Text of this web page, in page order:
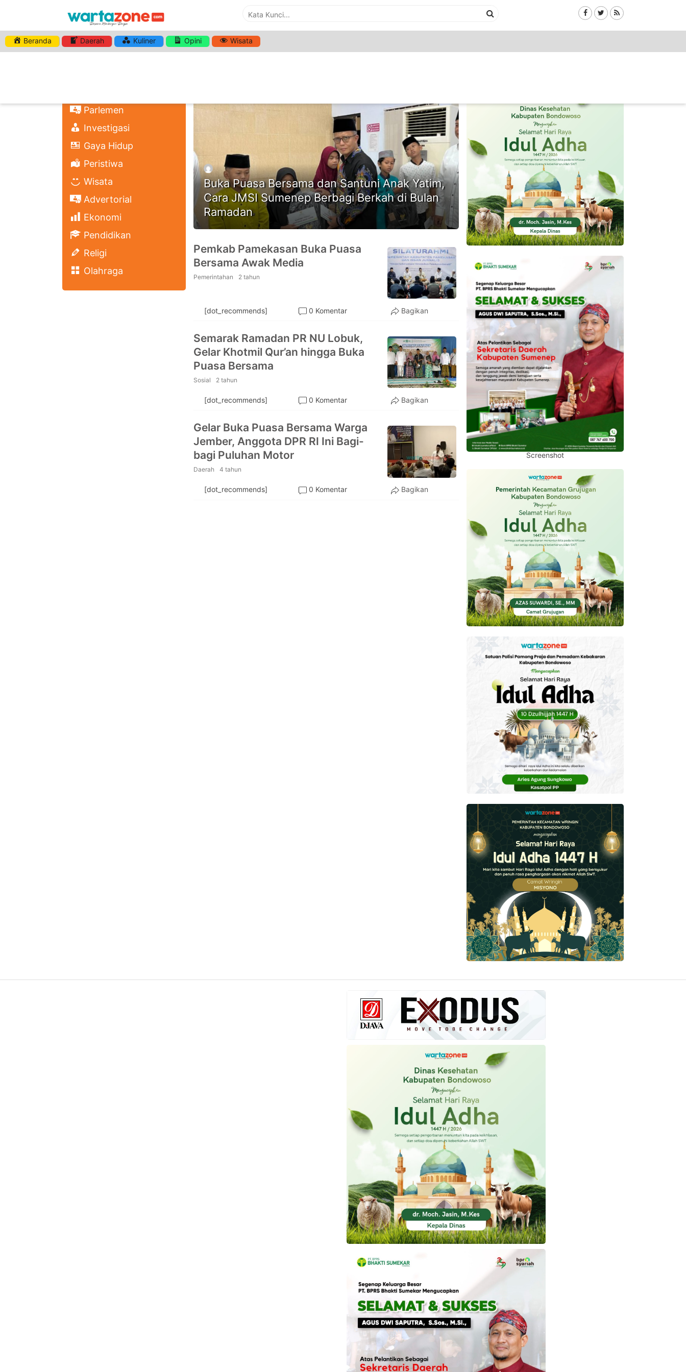
Beranda Daerah Kuliner Opini Wisata
Parlemen
Investigasi
Gaya Hidup
Peristiwa
Wisata
Advertorial
Ekonomi
Pendidikan
Religi
Olahraga
HASHTAG:BUKA PUASA BERSAMA
Buka Puasa Bersama dan Santuni Anak Yatim,
Cara JMSI Sumenep Berbagi Berkah di Bulan
Ramadan
Pemkab Pamekasan Buka Puasa
Bersama Awak Media
Pemerintahan 2 tahun
[dot_recommends] 0 Komentar Bagikan
Semarak Ramadan PR NU Lobuk,
Gelar Khotmil Qur’an hingga Buka
Puasa Bersama
Sosial 2 tahun
[dot_recommends] 0 Komentar Bagikan
Gelar Buka Puasa Bersama Warga
Jember, Anggota DPR RI Ini Bagi-
bagi Puluhan Motor
Daerah 4 tahun
[dot_recommends] 0 Komentar Bagikan
Screenshot